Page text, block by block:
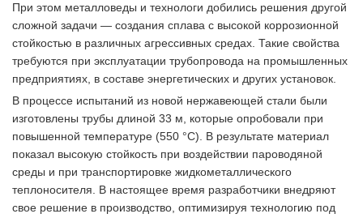
При этом металловеды и технологи добились решения другой
сложной задачи — создания сплава с высокой коррозионной
стойкостью в различных агрессивных средах. Такие свойства
требуются при эксплуатации трубопровода на промышленных
предприятиях, в составе энергетических и других установок.
В процессе испытаний из новой нержавеющей стали были
изготовлены трубы длиной 33 м, которые опробовали при
повышенной температуре (550 °С). В результате материал
показал высокую стойкость при воздействии пароводяной
среды и при транспортировке жидкометаллического
теплоносителя. В настоящее время разработчики внедряют
свое решение в производство, оптимизируя технологию под